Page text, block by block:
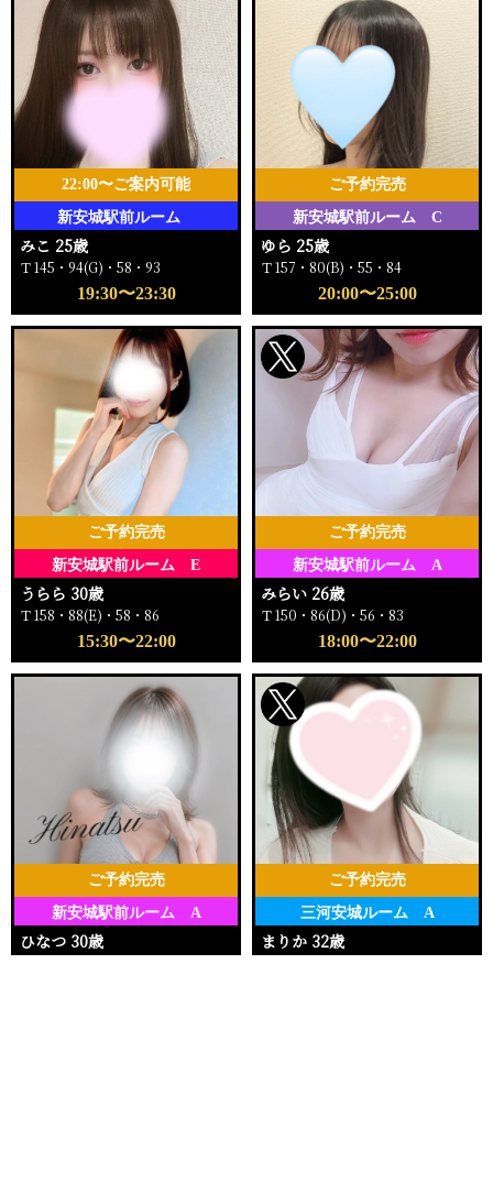
新安城駅前ルーム
22:00〜ご案内可能
みこ 25歳
Ｔ145・94(G)・58・93
19:30〜23:30
新安城駅前ルーム C
ご予約完売
ゆら 25歳
Ｔ157・80(B)・55・84
20:00〜25:00
新安城駅前ルーム E
ご予約完売
うらら 30歳
Ｔ158・88(E)・58・86
15:30〜22:00
新安城駅前ルーム A
ご予約完売
みらい 26歳
Ｔ150・86(D)・56・83
18:00〜22:00
新安城駅前ルーム A
ご予約完売
ひなつ 30歳
三河安城ルーム A
ご予約完売
まりか 32歳